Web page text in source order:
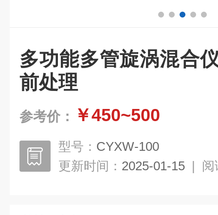
多功能多管旋涡混合
前处理
参考价： ￥450~500
型号： CYXW-100
更新时间： 2025-01-15 | 阅